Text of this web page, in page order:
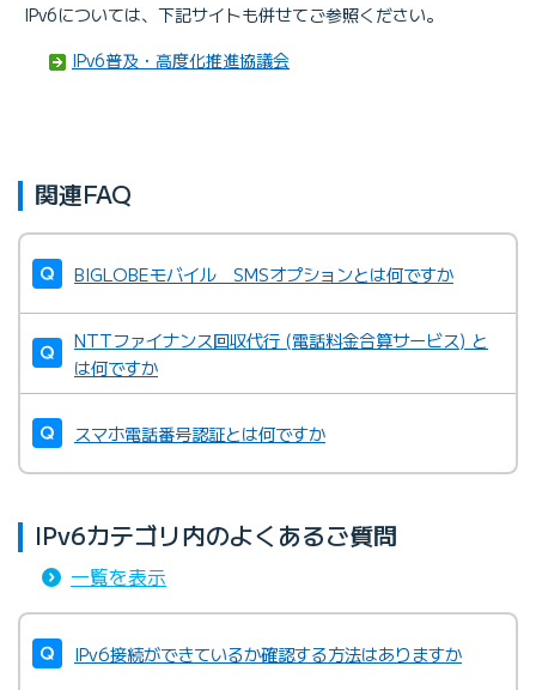
IPv6については、下記サイトも併せてご参照ください。
IPv6普及・高度化推進協議会
関連FAQ
BIGLOBEモバイル SMSオプションとは何ですか
NTTファイナンス回収代行 (電話料金合算サービス) と
は何ですか
スマホ電話番号認証とは何ですか
IPv6カテゴリ内のよくあるご質問
一覧を表示
IPv6接続ができているか確認する方法はありますか